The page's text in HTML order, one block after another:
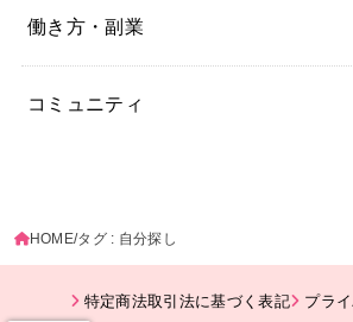
働き方・副業
コミュニティ
HOME タグ : 自分探し
特定商法取引法に基づく表記 プラ